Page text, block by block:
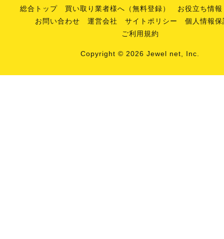
総合トップ 買い取り業者様へ（無料登録）
お役立ち情報
お問い合わせ
運営会社 サイトポリシー
個人情報
ご利用規約
Copyright © 2026 Jewel net, Inc.